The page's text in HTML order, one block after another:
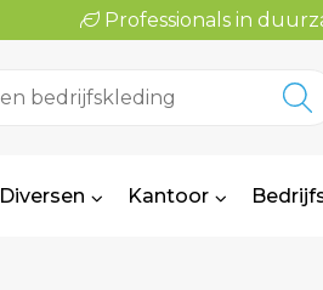
Professionals in
Diversen Kantoor